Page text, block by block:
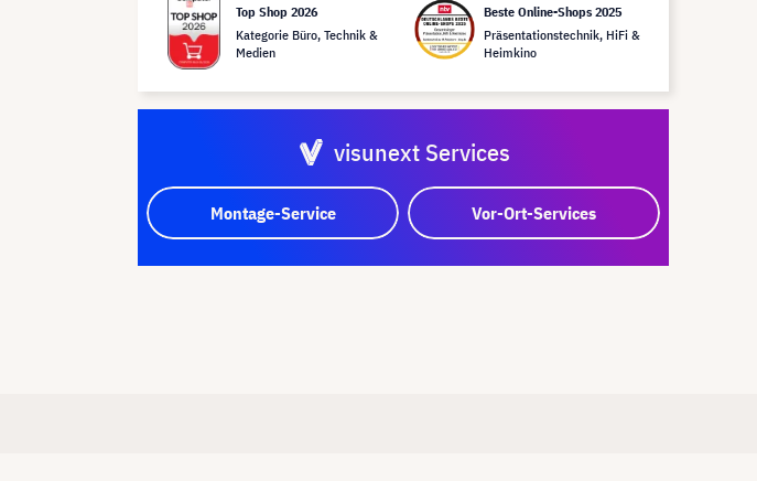
Top Shop 2026
Kategorie Büro, Technik &
Medien
Beste Online-Shops 2025
Präsentationstechnik, HiFi &
Heimkino
visunext Services
Montage-Service Vor-Ort-Services